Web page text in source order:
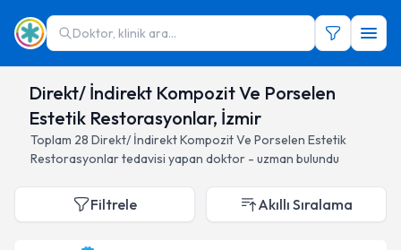
Doktor, klinik ara...
Direkt/ İndirekt Kompozit Ve Porselen
Estetik Restorasyonlar, İzmir
Toplam 28 Direkt/ İndirekt Kompozit Ve Porselen Estetik
Restorasyonlartedavisi yapan doktor - uzman bulundu
Filtrele Akıllı Sıralama